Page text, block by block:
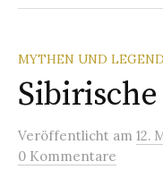
MYTHEN UND
Veröffentlicht am 12.
0 Kommentare